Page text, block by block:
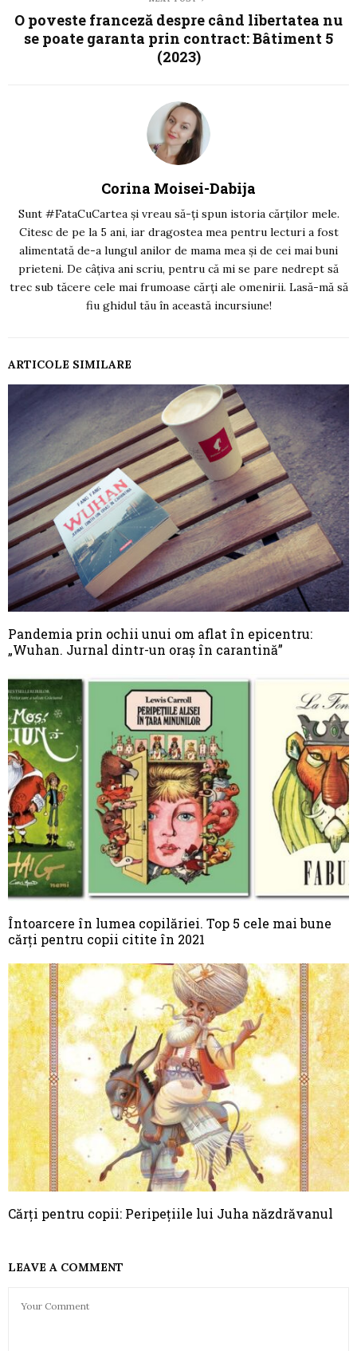
O poveste franceză despre când libertatea nu
se poate garanta prin contract: Bâtiment 5
(2023)
Corina Moisei-Dabija
Sunt #FataCuCartea și vreau să-ți spun istoria cărților mele.
Citesc de pe la 5 ani, iar dragostea mea pentru lecturi a fost
alimentată de-a lungul anilor de mama mea și de cei mai buni
prieteni. De câțiva ani scriu, pentru că mi se pare nedrept să
trec sub tăcere cele mai frumoase cărți ale omenirii. Lasă-mă să
fiu ghidul tău în această incursiune!
ARTICOLE SIMILARE
Pandemia prin ochii unui om aflat în epicentru:
„Wuhan. Jurnal dintr-un oraș în carantină”
Întoarcere în lumea copilăriei. Top 5 cele mai bune
cărți pentru copii citite în 2021
Cărți pentru copii: Peripețiile lui Juha năzdrăvanul
LEAVE A COMMENT